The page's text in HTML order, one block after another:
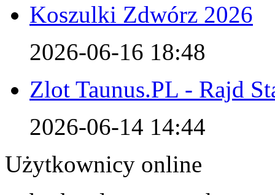
Koszulki Zdwórz 2026
2026-06-16 18:48
Zlot Taunus.PL - Rajd
2026-06-14 14:44
Użytkownicy online